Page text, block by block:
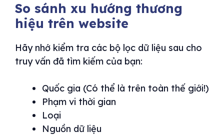
So sánh xu hướng thương
hiệu trên website
Hãy nhớ kiểm tra các bộ lọc dữ liệu sau cho
truy vấn đã tìm kiếm của bạn:
Quốc gia (Có thể là trên toàn thế giới!)
Phạm vi thời gian
Loại
Nguồn dữ liệu